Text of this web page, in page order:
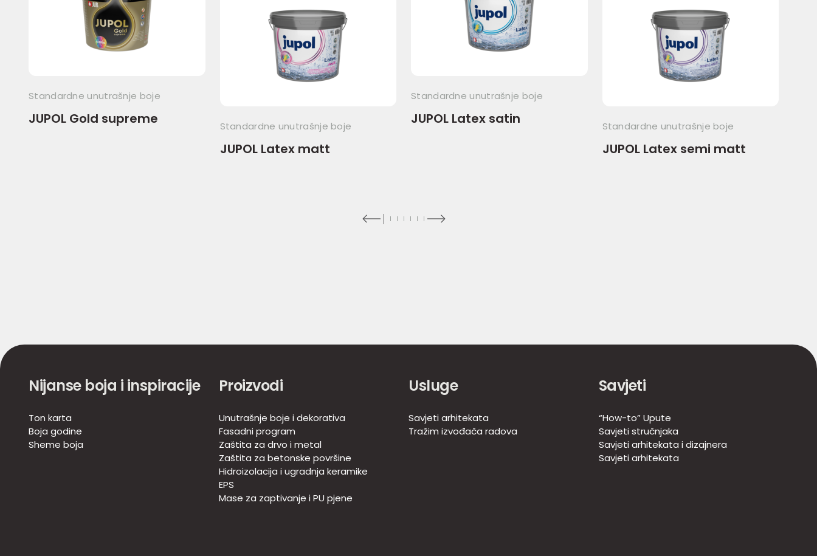
Standardne unutrašnje boje
JUPOL Gold supreme Standardne unutrašnje boje
JUPOL Latex matt
Standardne unutrašnje boje
JUPOL Latex satin Standardne unutrašnje boje
JUPOL Latex semi matt
Nijanse boja i inspiracije
Ton karta
Boja godine
Sheme boja
Proizvodi
Unutrašnje boje i dekorativa
Fasadni program
Zaštita za drvo i metal
Zaštita za betonske površine
Hidroizolacija i ugradnja keramike
EPS
Mase za zaptivanje i PU pjene
Usluge
Savjeti arhitekata
Tražim izvođača radova
Savjeti
“How-to” Upute
Savjeti stručnjaka
Savjeti arhitekata i dizajnera
Savjeti arhitekata